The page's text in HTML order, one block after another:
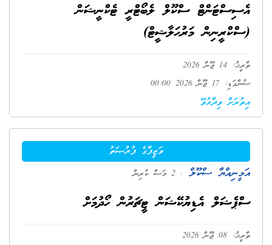
އެސިސްޓަންޓް ސްކޫލް ލެބޯޓްރީ ޓެކްނީޝަން
(ސްކްރީނިން މަރުޙަލާޝީޓް)
ތާރީޚު: 14 ޖޫން 2026
ސުންގަޑި: 17 ޖޫން 2026 00:00
އިތުރަށް ވިދާޅުވޭ
ވަޒީފާގެ ފުރުޞަތު
އަމީނިއްޔާ ސްކޫލް . 2 މަސް ކުރިން
ސްޕެޝަލް އެޑިޔުކޭޝަން ޓީޗަރުން ހޯދުމަށް
ތާރީޚު: 08 ޖޫން 2026